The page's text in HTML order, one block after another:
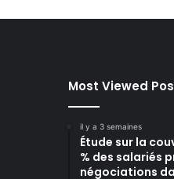
Most Viewed
il y a 3 semaines
Étude sur la
% des salariés
négociations